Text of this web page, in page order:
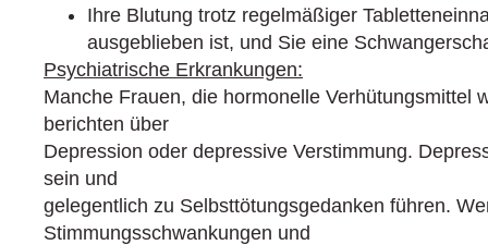
Ihre Blutung trotz regelmäßiger
ausgeblieben ist, und Sie eine
Psychiatrische Erkrankungen:
Manche Frauen, die hormonelle Verhütungsmittel
berichten über
Depression oder depressive Verstimmung.
sein und
gelegentlich zu Selbsttötungsgedanken führen.
Stimmungsschwankungen und